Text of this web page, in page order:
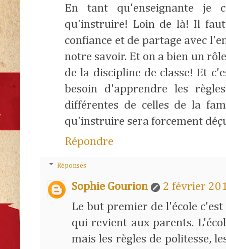
En tant qu'enseignante je
qu'instruire! Loin de là! Il
confiance et de partage avec
notre savoir. Et on a bien un
de la discipline de classe! Et
besoin d'apprendre les
différentes de celles de la
qu'instruire sera forcement
Répondre
Réponses
Sophie Gourion
2 février
Le but premier de l'école
qui revient aux parents.
mais les règles de politesse,